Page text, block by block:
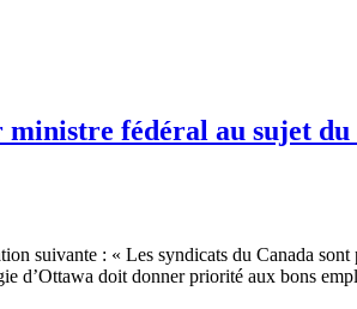
fédéral au sujet du
suivante : « Les syndicats du Canada
d’Ottawa doit donner priorité aux bons